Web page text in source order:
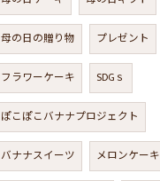
母の日の贈り物 プレゼント
フラワーケーキ SDGｓ
ぽこぽこバナナプロジェクト
バナナスイーツ メロンケーキ